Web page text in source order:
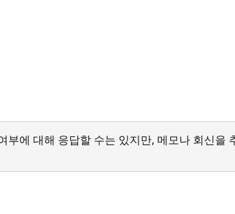
에 대해 응답할 수는 있지만, 메모나 회신을